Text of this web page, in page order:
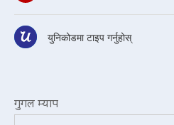
युनिकोडमा टाइप गर्नुहोस्
गुगल म्याप